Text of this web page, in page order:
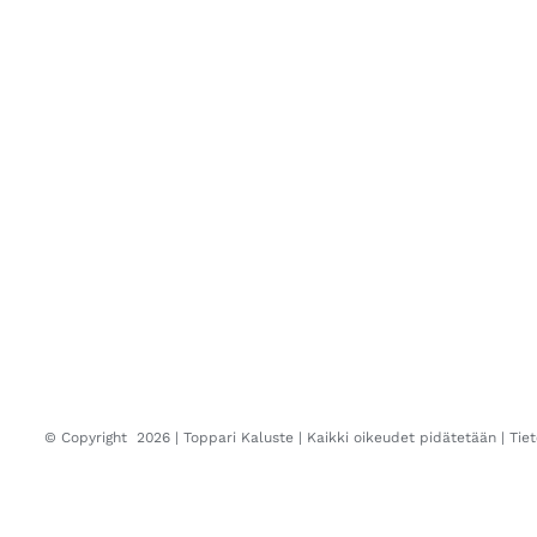
© Copyright 2026 | Toppari Kaluste | Kaikki oikeudet pidätetään |